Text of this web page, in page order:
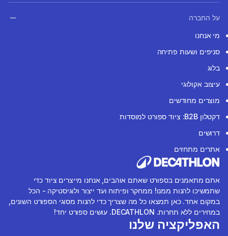
על החברה
מי אנחנו
סניפים ושעות פתיחה
בלוג
עיצוב אקולוגי
מוצרים מחודשים
דקטלון B2B: ציוד ספורט למוסדות
דרושים
אתרים מתחזים
אתם מתאמנים בספורט שאתם אוהבים, אנחנו מייצרים ציוד כדי
שתמשיכו להנות ממנו! ממחקר ופיתוח ועד ייצור ולוגיסטיקה - הכל
במקום אחד. כאן תמצאו כל מה שצריך כדי להנות מסוגי הספורט השונים,
במחירים ללא תחרות. DECATHLON. עושים ספורט יחד!
האפליקציה שלנו